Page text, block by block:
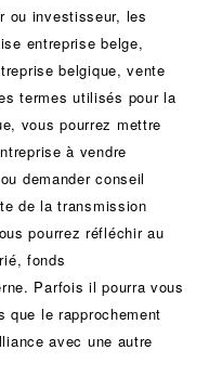
ou investisseur, les
entreprise belge,
belgique, vente
termes utilisés pour la
vous pourrez mettre
à vendre
demander conseil
de latransmission
pourrez réfléchir au
, fonds
Parfois il pourra vous
que le rapprochement
avec une autre